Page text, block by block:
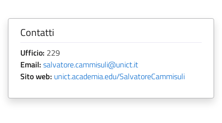
Contatti
Ufficio: 229
Email: salvatore.cammisuli@unict.it
Sito web: unict.academia.edu/SalvatoreCammisuli